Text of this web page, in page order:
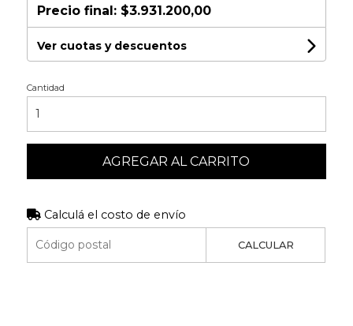
Precio final: $3.931.200,00
Ver cuotas y descuentos
Cantidad
AGREGAR AL CARRITO
Calculá el costo de envío
CALCULAR